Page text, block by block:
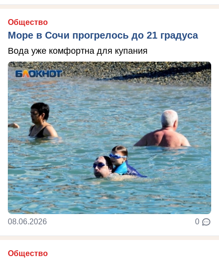
Общество
Море в Сочи прогрелось до 21 градуса
Вода уже комфортна для купания
08.06.2026 0
Общество